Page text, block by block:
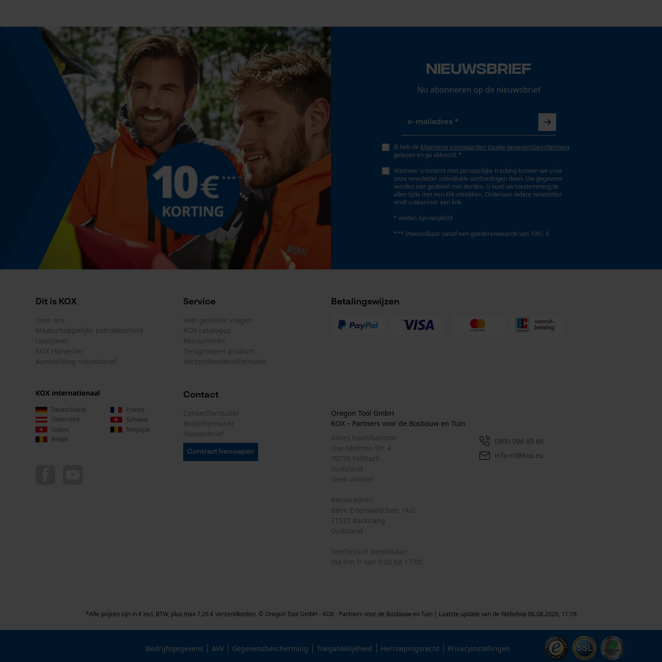
Nieuwsbrief
Nu abonneren op de nieuwsbrief
Ik heb deAlgemene voorwaarden inzake gegevensbescherming
gelezen en ga akkoord. *
Wanneer u instemt met persoonlijke tracking kunnen we u via
onze newsletter individuele aanbiedingen doen. Uw gegevens
worden niet gedeeld met derden. U kunt uw toestemming te
allen tijde met een klik intrekken. Onderaan iedere newsletter
vindt u daarvoor een link.
* velden zijn verplicht
*** Inwisselbaar vanaf een goederenwaarde van 100,- €
Dit is KOX
Over ons
Maatschappelijke betrokkenheid
raadgever
KOX Harvester
Aanmelding nieuwsbrief
Service
Veel gestelde vragen
KOX catalogus
Retourneren
Terugroepen product
Verzendkosteninformatie
Betalingswijzen
Contact
Contactformulier
Bestelformulier
Nieuwsbrief
Contract herroepen
Oregon Tool GmbH
KOX – Partners voor de Bosbouw en Tuin
Adres hoofdkantoor:
Lise-Meitner-Str. 4
70736 Fellbach
Duitsland
Geen winkel!
Retouradres:
Beim Erlenwäldchen 14/2
71522 Backnang
Duitsland
Telefonisch bereikbaar:
ma t/m fr van 9:00 tot 17:00
0800 096 69 66
info-nl@kox.eu
KOX internationaal
Deutschland
France
Österreich
Schweiz
Suisse
Belgique
België
*Alle prijzen zijn in € incl. BTW, plus max 7,26 € verzendkosten. © Oregon Tool GmbH - KOX - Partners voor de Bosbouw en Tuin | Laatste update van de Webshop 06.08.2026, 11:18
Bedrijfsgegevens AVV Gegevensbescherming Toegankelijkheid Herroepingsrecht Privacyinstellingen
De keuze voor gegevensverwerking
opslaan
Econda Tag Manager
Mouseflow Web Analytics Tool
Fact-Finder Tracking
Prestatie en functionele Cookies
Loop54 Personalization
Gepersonaliseerde homepage
Persoonlijke begroeting
Geo-IP en gebruikersdetectie
Google Global Site Tag
Microsoft Advertising Universal Event